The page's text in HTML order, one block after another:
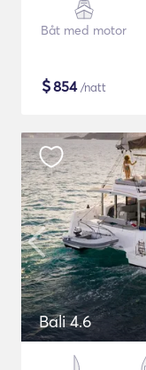
Båt med motor
$854/natt
Bali 4.6